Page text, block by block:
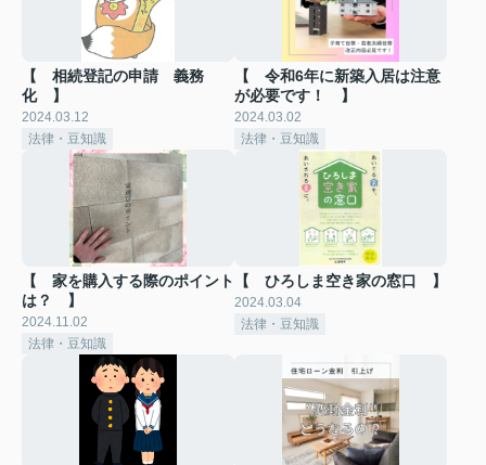
【 相続登記の申請 義務
化 】
2024.03.12
法律・豆知識
【 令和6年に新築入居は注意
が必要です！ 】
2024.03.02
法律・豆知識
【 家を購入する際のポイント
は？ 】
2024.11.02
法律・豆知識
【 ひろしま空き家の窓口 】
2024.03.04
法律・豆知識